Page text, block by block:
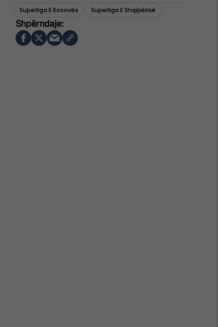
Superliga E Kosovës
Superliga E Shqipërisë